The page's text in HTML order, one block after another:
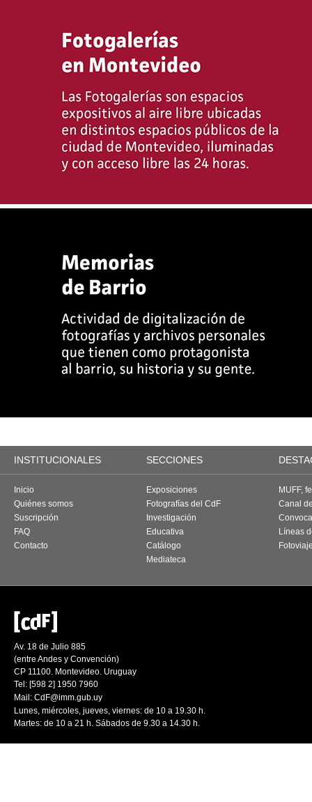
INSTITUCIONALES SECCIONES
Inicio
Quiénes somos
Suscripción
FAQ
Contacto
Exposiciones
Fotografías del CdF
Investigación
Educativa
Catálogo
Mediateca
MUFF,
Canal
Líneas
Av. 18 de Julio 885
(entre Andes y Convención)
CP 11100. Montevideo. Uruguay
Tel: [598 2] 1950 7960
Mail: CdF@imm.gub.uy
Lunes, miércoles, jueves, viernes: de 10 a 19.30 h.
Martes: de 10 a 21 h. Sábados de 9.30 a 14.30 h.